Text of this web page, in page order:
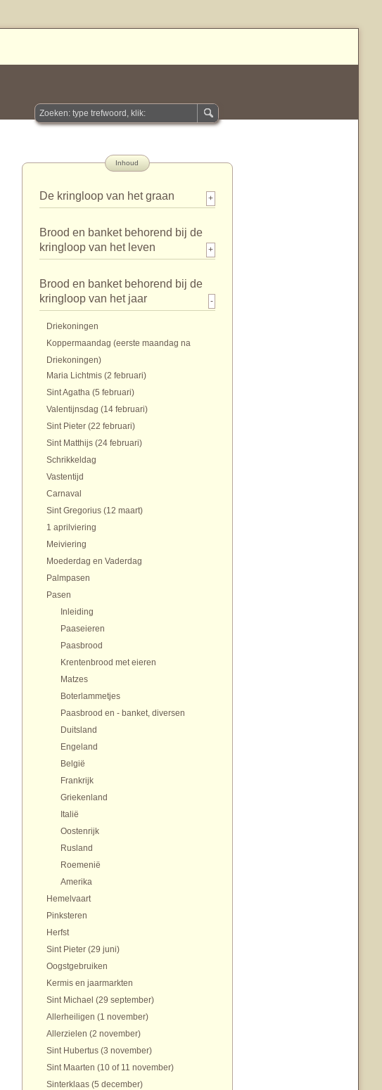
Inhoud
De kringloop van het graan +
Brood en banket behorend bij de
kringloop van het leven
+
Brood en banket behorend bij de
kringloop van het jaar
-
Driekoningen
Koppermaandag (eerste maandag na
Driekoningen)
Maria Lichtmis (2 februari)
Sint Agatha (5 februari)
Valentijnsdag (14 februari)
Sint Pieter (22 februari)
Sint Matthijs (24 februari)
Schrikkeldag
Vastentijd
Carnaval
Sint Gregorius (12 maart)
1 aprilviering
Meiviering
Moederdag en Vaderdag
Palmpasen
Pasen
Inleiding
Paaseieren
Paasbrood
Krentenbrood met eieren
Matzes
Boterlammetjes
Paasbrood en - banket, diversen
Duitsland
Engeland
België
Frankrijk
Griekenland
Italië
Oostenrijk
Rusland
Roemenië
Amerika
Hemelvaart
Pinksteren
Herfst
Sint Pieter (29 juni)
Oogstgebruiken
Kermis en jaarmarkten
Sint Michael (29 september)
Allerheiligen (1 november)
Allerzielen (2 november)
Sint Hubertus (3 november)
Sint Maarten (10 of 11 november)
Sinterklaas (5 december)